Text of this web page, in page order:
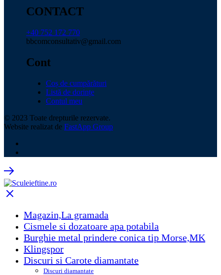
CONTACT
+40 752 172 770
bbcomconsultativ@gmail.com
Cont
Coș de cumpărături
Listă de dorințe
Contul meu
© 2023 Toate drepturile rezervate.
Website realizat de FastApp Group
Magazin,La gramada
Cismele si dozatoare apa potabila
Burghie metal prindere conica tip Morse,MK
Klingspor
Discuri si Carote diamantate
Discuri diamantate